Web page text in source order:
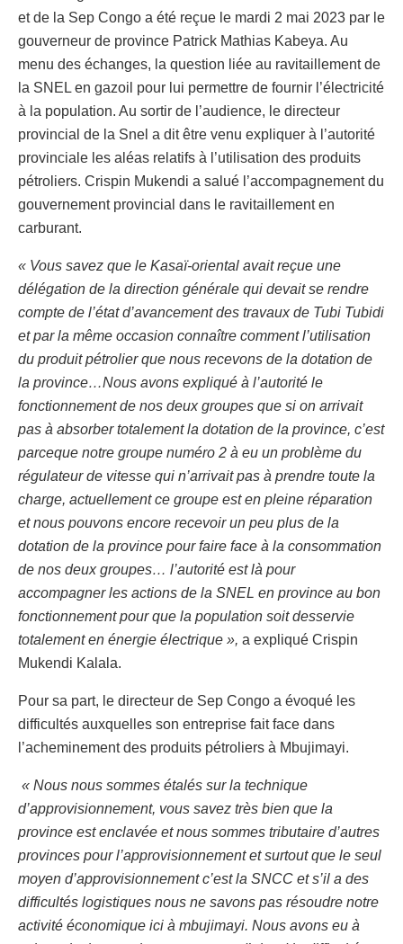
et de la Sep Congo a été reçue le mardi 2 mai 2023 par le
gouverneur de province Patrick Mathias Kabeya. Au
menu des échanges, la question liée au ravitaillement de
la SNEL en gazoil pour lui permettre de fournir l’électricité
à la population. Au sortir de l’audience, le directeur
provincial de la Snel a dit être venu expliquer à l’autorité
provinciale les aléas relatifs à l’utilisation des produits
pétroliers. Crispin Mukendi a salué l’accompagnement du
gouvernement provincial dans le ravitaillement en
carburant.
« Vous savez que le Kasaï-oriental avait reçue une
délégation de la direction générale qui devait se rendre
compte de l’état d’avancement des travaux de Tubi Tubidi
et par la même occasion connaître comment l’utilisation
du produit pétrolier que nous recevons de la dotation de
la province…Nous avons expliqué à l’autorité le
fonctionnement de nos deux groupes que si on arrivait
pas à absorber totalement la dotation de la province, c’est
parceque notre groupe numéro 2 à eu un problème du
régulateur de vitesse qui n’arrivait pas à prendre toute la
charge, actuellement ce groupe est en pleine réparation
et nous pouvons encore recevoir un peu plus de la
dotation de la province pour faire face à la consommation
de nos deux groupes… l’autorité est là pour
accompagner les actions de la SNEL en province au bon
fonctionnement pour que la population soit desservie
totalement en énergie électrique », a expliqué Crispin
Mukendi Kalala.
Pour sa part, le directeur de Sep Congo a évoqué les
difficultés auxquelles son entreprise fait face dans
l’acheminement des produits pétroliers à Mbujimayi.
« Nous nous sommes étalés sur la technique
d’approvisionnement, vous savez très bien que la
province est enclavée et nous sommes tributaire d’autres
provinces pour l’approvisionnement et surtout que le seul
moyen d’approvisionnement c’est la SNCC et s’il a des
difficultés logistiques nous ne savons pas résoudre notre
activité économique ici à mbujimayi. Nous avons eu à